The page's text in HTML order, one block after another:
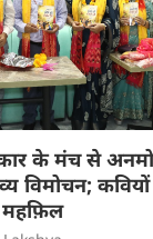
के मंच से
विमोचन;
महफ़िल